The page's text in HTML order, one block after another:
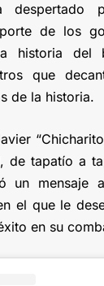
despertado
de los
historia del
que
de la historia.
de tapatío a
un mensaje
el que le
en su